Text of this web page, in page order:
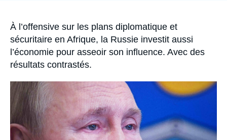
Accroche
À l’offensive sur les plans diplomatique et
sécuritaire en Afrique, la Russie investit aussi
l’économie pour asseoir son influence. Avec des
résultats contrastés.
Image
principale
médiatique